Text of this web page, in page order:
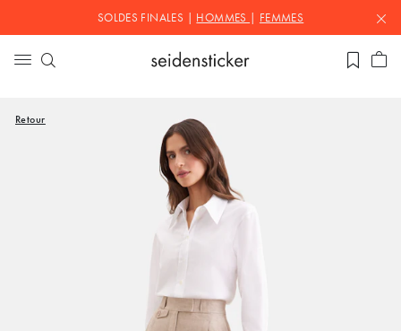
SOLDES FINALES | HOMMES FEMMES
Retour